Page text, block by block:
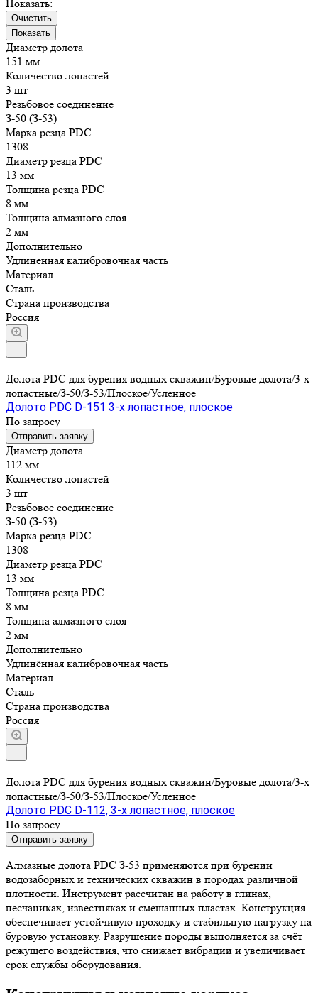
Показать:
Очистить
Диаметр долота
151 мм
Количество лопастей
3 шт
Резьбовое соединение
З-50 (З-53)
Марка резца PDC
1308
Диаметр резца PDC
13 мм
Толщина резца PDC
8 мм
Толщина алмазного слоя
2 мм
Дополнительно
Удлинённая калибровочная часть
Материал
Сталь
Страна производства
Россия
Долота PDC для бурения водных скважин/Буровые долота/3-х
лопастные/З-50/З-53/Плоское/Усленное
Долото PDC D-151 3-х лопастное, плоское
По запросу
Отправить заявку
Диаметр долота
112 мм
Количество лопастей
3 шт
Резьбовое соединение
З-50 (З-53)
Марка резца PDC
1308
Диаметр резца PDC
13 мм
Толщина резца PDC
8 мм
Толщина алмазного слоя
2 мм
Дополнительно
Удлинённая калибровочная часть
Материал
Сталь
Страна производства
Россия
Долота PDC для бурения водных скважин/Буровые долота/3-х
лопастные/З-50/З-53/Плоское/Усленное
Долото PDC D-112, 3-х лопастное, плоское
По запросу
Отправить заявку
Алмазные долота PDC З-53 применяются при бурении
водозаборных и технических скважин в породах различной
плотности. Инструмент рассчитан на работу в глинах,
песчаниках, известняках и смешанных пластах. Конструкция
обеспечивает устойчивую проходку и стабильную нагрузку на
буровую установку. Разрушение породы выполняется за счёт
режущего воздействия, что снижает вибрации и увеличивает
срок службы оборудования.